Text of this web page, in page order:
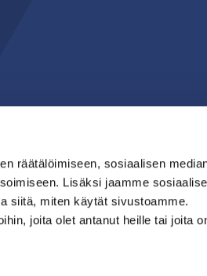
räätälöimiseen, sosiaalisen
Lisäksi jaamme
siitä, miten käytät sivustoamme.
joita olet antanut heille tai joita